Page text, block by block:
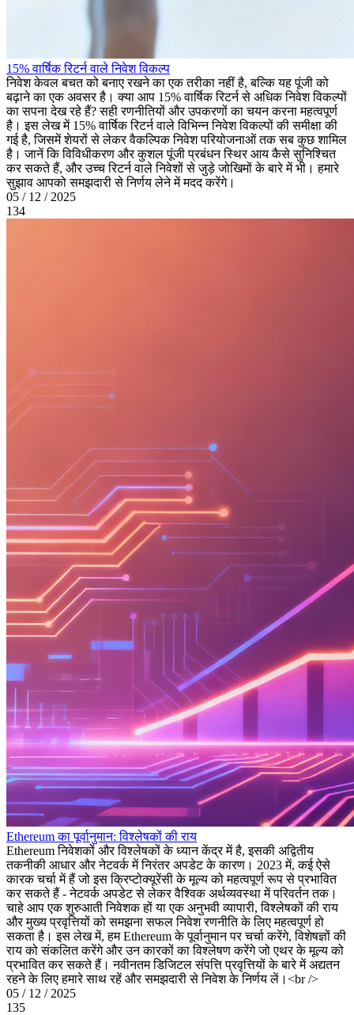
15% वार्षिक रिटर्न वाले निवेश विकल्प
निवेश केवल बचत को बनाए रखने का एक तरीका नहीं है, बल्कि यह पूंजी को
बढ़ाने का एक अवसर है। क्या आप 15% वार्षिक रिटर्न से अधिक निवेश विकल्पों
का सपना देख रहे हैं? सही रणनीतियों और उपकरणों का चयन करना महत्वपूर्ण
है। इस लेख में 15% वार्षिक रिटर्न वाले विभिन्न निवेश विकल्पों की समीक्षा की
गई है, जिसमें शेयरों से लेकर वैकल्पिक निवेश परियोजनाओं तक सब कुछ शामिल
है। जानें कि विविधीकरण और कुशल पूंजी प्रबंधन स्थिर आय कैसे सुनिश्चित
कर सकते हैं, और उच्च रिटर्न वाले निवेशों से जुड़े जोखिमों के बारे में भी। हमारे
सुझाव आपको समझदारी से निर्णय लेने में मदद करेंगे।
05 / 12 / 2025
134
Ethereum का पूर्वानुमान: विश्लेषकों की राय
Ethereum निवेशकों और विश्लेषकों के ध्यान केंद्र में है, इसकी अद्वितीय
तकनीकी आधार और नेटवर्क में निरंतर अपडेट के कारण। 2023 में, कई ऐसे
कारक चर्चा में हैं जो इस क्रिप्टोक्यूरेंसी के मूल्य को महत्वपूर्ण रूप से प्रभावित
कर सकते हैं - नेटवर्क अपडेट से लेकर वैश्विक अर्थव्यवस्था में परिवर्तन तक।
चाहे आप एक शुरुआती निवेशक हों या एक अनुभवी व्यापारी, विश्लेषकों की राय
और मुख्य प्रवृत्तियों को समझना सफल निवेश रणनीति के लिए महत्वपूर्ण हो
सकता है। इस लेख में, हम Ethereum के पूर्वानुमान पर चर्चा करेंगे, विशेषज्ञों की
राय को संकलित करेंगे और उन कारकों का विश्लेषण करेंगे जो एथर के मूल्य को
प्रभावित कर सकते हैं। नवीनतम डिजिटल संपत्ति प्रवृत्तियों के बारे में अद्यतन
रहने के लिए हमारे साथ रहें और समझदारी से निवेश के निर्णय लें।<br />
05 / 12 / 2025
135